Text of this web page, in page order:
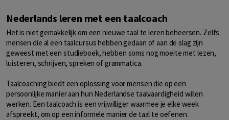
Nederlands leren met een taalcoach
Het is niet gemakkelijk om een nieuwe taal te leren beheersen. Zelfs
mensen die al een taalcursus hebben gedaan of aan de slag zijn
geweest met een studieboek, hebben soms nog moeite met lezen,
luisteren, schrijven, spreken of grammatica.
Taalcoaching biedt een oplossing voor mensen die op een
persoonlijke manier aan hun Nederlandse taalvaardigheid willen
werken. Een taalcoach is een vrijwilliger waarmee je elke week
afspreekt, om op een informele manier de taal te oefenen.